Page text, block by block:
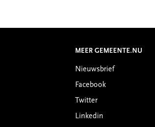
MEER GEMEENTE.NU
Nieuwsbrief
Facebook
Twitter
Linkedin